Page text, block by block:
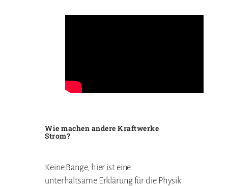
Wie machen andere Kraftwerke
Strom?
Keine Bange, hier ist eine
unterhaltsame Erklärung für die Physik